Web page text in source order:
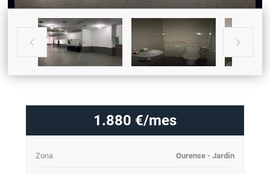
 
1.880 €/mes
Zona Ourense - Jardín